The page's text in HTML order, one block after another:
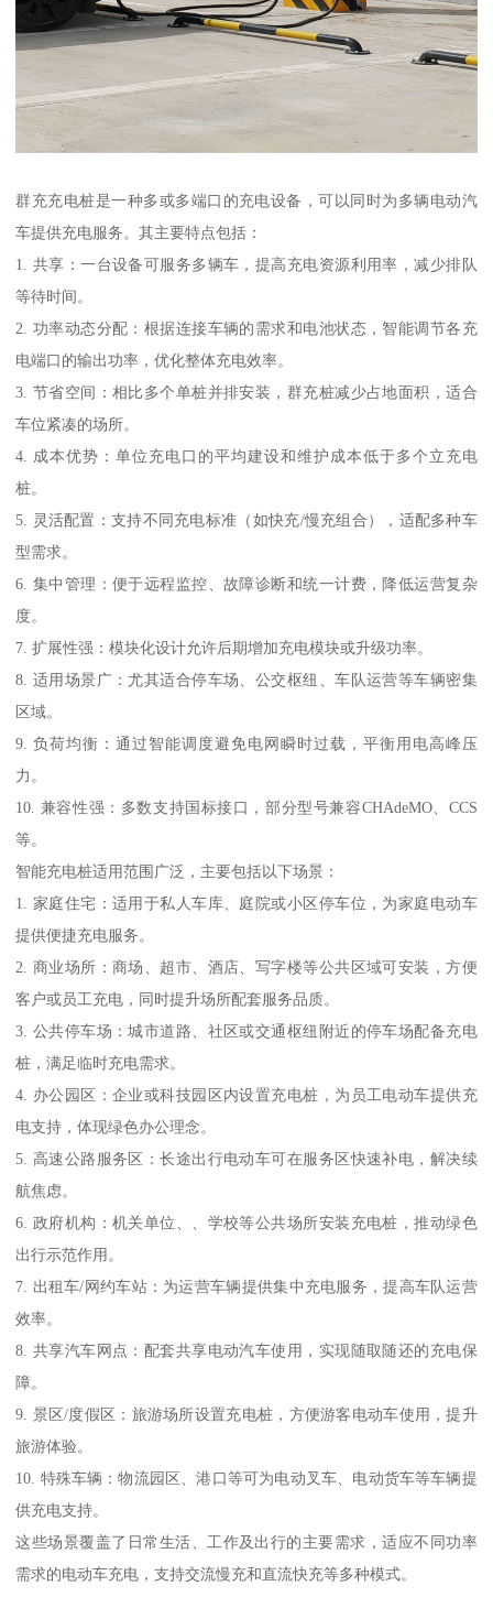
群充充电桩是一种多或多端口的充电设备，可以同时为多辆电动汽
车提供充电服务。其主要特点包括：
1. 共享：一台设备可服务多辆车，提高充电资源利用率，减少排队
等待时间。
2. 功率动态分配：根据连接车辆的需求和电池状态，智能调节各充
电端口的输出功率，优化整体充电效率。
3. 节省空间：相比多个单桩并排安装，群充桩减少占地面积，适合
车位紧凑的场所。
4. 成本优势：单位充电口的平均建设和维护成本低于多个立充电
桩。
5. 灵活配置：支持不同充电标准（如快充/慢充组合），适配多种车
型需求。
6. 集中管理：便于远程监控、故障诊断和统一计费，降低运营复杂
度。
7. 扩展性强：模块化设计允许后期增加充电模块或升级功率。
8. 适用场景广：尤其适合停车场、公交枢纽、车队运营等车辆密集
区域。
9. 负荷均衡：通过智能调度避免电网瞬时过载，平衡用电高峰压
力。
10. 兼容性强：多数支持国标接口，部分型号兼容CHAdeMO、CCS
等。
智能充电桩适用范围广泛，主要包括以下场景：
1. 家庭住宅：适用于私人车库、庭院或小区停车位，为家庭电动车
提供便捷充电服务。
2. 商业场所：商场、超市、酒店、写字楼等公共区域可安装，方便
客户或员工充电，同时提升场所配套服务品质。
3. 公共停车场：城市道路、社区或交通枢纽附近的停车场配备充电
桩，满足临时充电需求。
4. 办公园区：企业或科技园区内设置充电桩，为员工电动车提供充
电支持，体现绿色办公理念。
5. 高速公路服务区：长途出行电动车可在服务区快速补电，解决续
航焦虑。
6. 政府机构：机关单位、、学校等公共场所安装充电桩，推动绿色
出行示范作用。
7. 出租车/网约车站：为运营车辆提供集中充电服务，提高车队运营
效率。
8. 共享汽车网点：配套共享电动汽车使用，实现随取随还的充电保
障。
9. 景区/度假区：旅游场所设置充电桩，方便游客电动车使用，提升
旅游体验。
10. 特殊车辆：物流园区、港口等可为电动叉车、电动货车等车辆提
供充电支持。
这些场景覆盖了日常生活、工作及出行的主要需求，适应不同功率
需求的电动车充电，支持交流慢充和直流快充等多种模式。